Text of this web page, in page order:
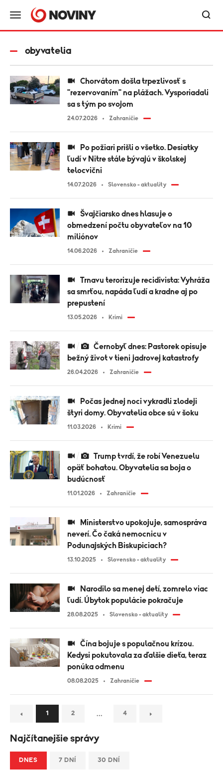
obyvatelia
"rezervovaním" na plážach. Vysporiadali
sa s tým po svojom
24.07.2026 Zahraničie
ľudí v Nitre stále bývajú v školskej
telocvični
14.07.2026 Slovensko - aktuality
obmedzení počtu obyvateľov na 10
miliónov
14.06.2026 Zahraničie
sa smrťou, napáda ľudí a kradne aj po
prepustení
13.05.2026 Krimi
bežný život v tieni jadrovej katastrofy
26.04.2026 Zahraničie
štyri domy. Obyvatelia obce sú v šoku
11.03.2026 Krimi
opäť bohatou. Obyvatelia sa boja o
budúcnosť
11.01.2026 Zahraničie
neverí. Čo čaká nemocnicu v
Podunajských Biskupiciach?
13.10.2025 Slovensko - aktuality
ľudí. Úbytok populácie pokračuje
28.08.2025 Slovensko - aktuality
Kedysi pokutovala za ďalšie dieťa, teraz
ponúka odmenu
08.08.2025 Zahraničie
1 2 … 4
Najčítanejšie správy
DNES 7 DNÍ 30 DNÍ